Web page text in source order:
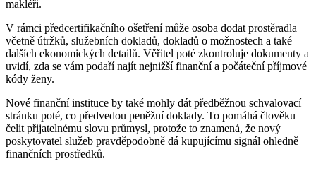
makléři.
V rámci předcertifikačního ošetření může osoba dodat prostěradla
včetně útržků, služebních dokladů, dokladů o možnostech a také
dalších ekonomických detailů. Věřitel poté zkontroluje dokumenty a
uvidí, zda se vám podaří najít nejnižší finanční a počáteční příjmové
kódy ženy.
Nové finanční instituce by také mohly dát předběžnou schvalovací
stránku poté, co předvedou peněžní doklady. To pomáhá člověku
čelit přijatelnému slovu průmysl, protože to znamená, že nový
poskytovatel služeb pravděpodobně dá kupujícímu signál ohledně
finančních prostředků.